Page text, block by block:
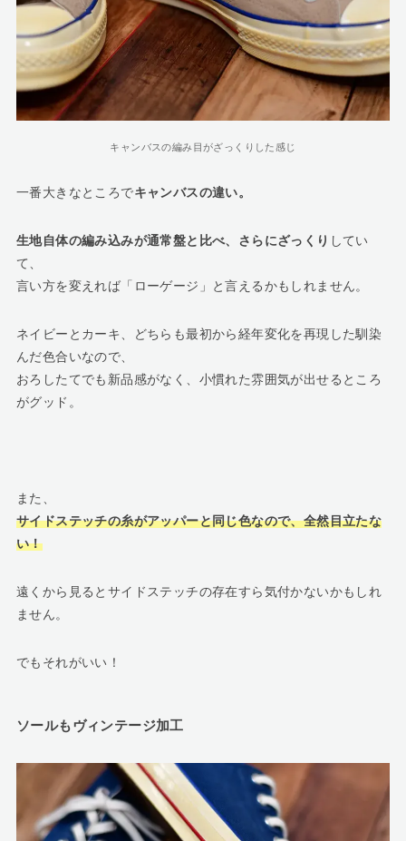
キャンバスの編み目がざっくりした感じ
一番大きなところでキャンバスの違い。
生地自体の編み込みが通常盤と比べ、さらにざっくり してい
て、
言い方を変えれば「ローゲージ」と言えるかもしれません。
ネイビーとカーキ、どちらも最初から経年変化を再現した馴染
んだ色合いなので、
おろしたてでも新品感がなく、小慣れた雰囲気が出せるところ
がグッド。
また、
サイドステッチの糸がアッパーと同じ色なので、全然目立たな
い！
遠くから見るとサイドステッチの存在すら気付かないかもしれ
ません。
でもそれがいい！
ソールもヴィンテージ加工